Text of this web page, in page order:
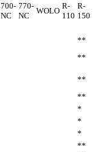
700-
NC
770-
NC
WOLO
R-
110
R-
150
**
**
**
**
*
*
*
**